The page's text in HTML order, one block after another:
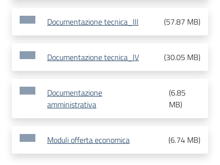
Documentazione tecnica_III (57.87 MB)
Documentazione tecnica_IV (30.05 MB)
Documentazione
amministrativa
(6.85
MB)
Moduli offerta economica (6.74 MB)